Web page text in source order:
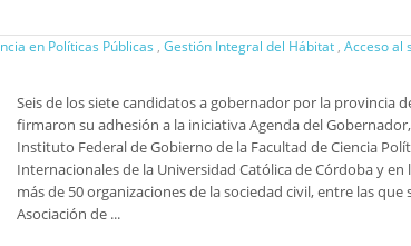
en Políticas Públicas , Gestión Integral del Hábitat , Acceso al
Seis de los siete candidatos a gobernador por la provincia
firmaron su adhesión a la iniciativa Agenda del
Instituto Federal de Gobierno de la Facultad de Ciencia
Internacionales de la Universidad Católica de Córdoba y en
más de 50 organizaciones de la sociedad civil, entre las que
Asociación de ...